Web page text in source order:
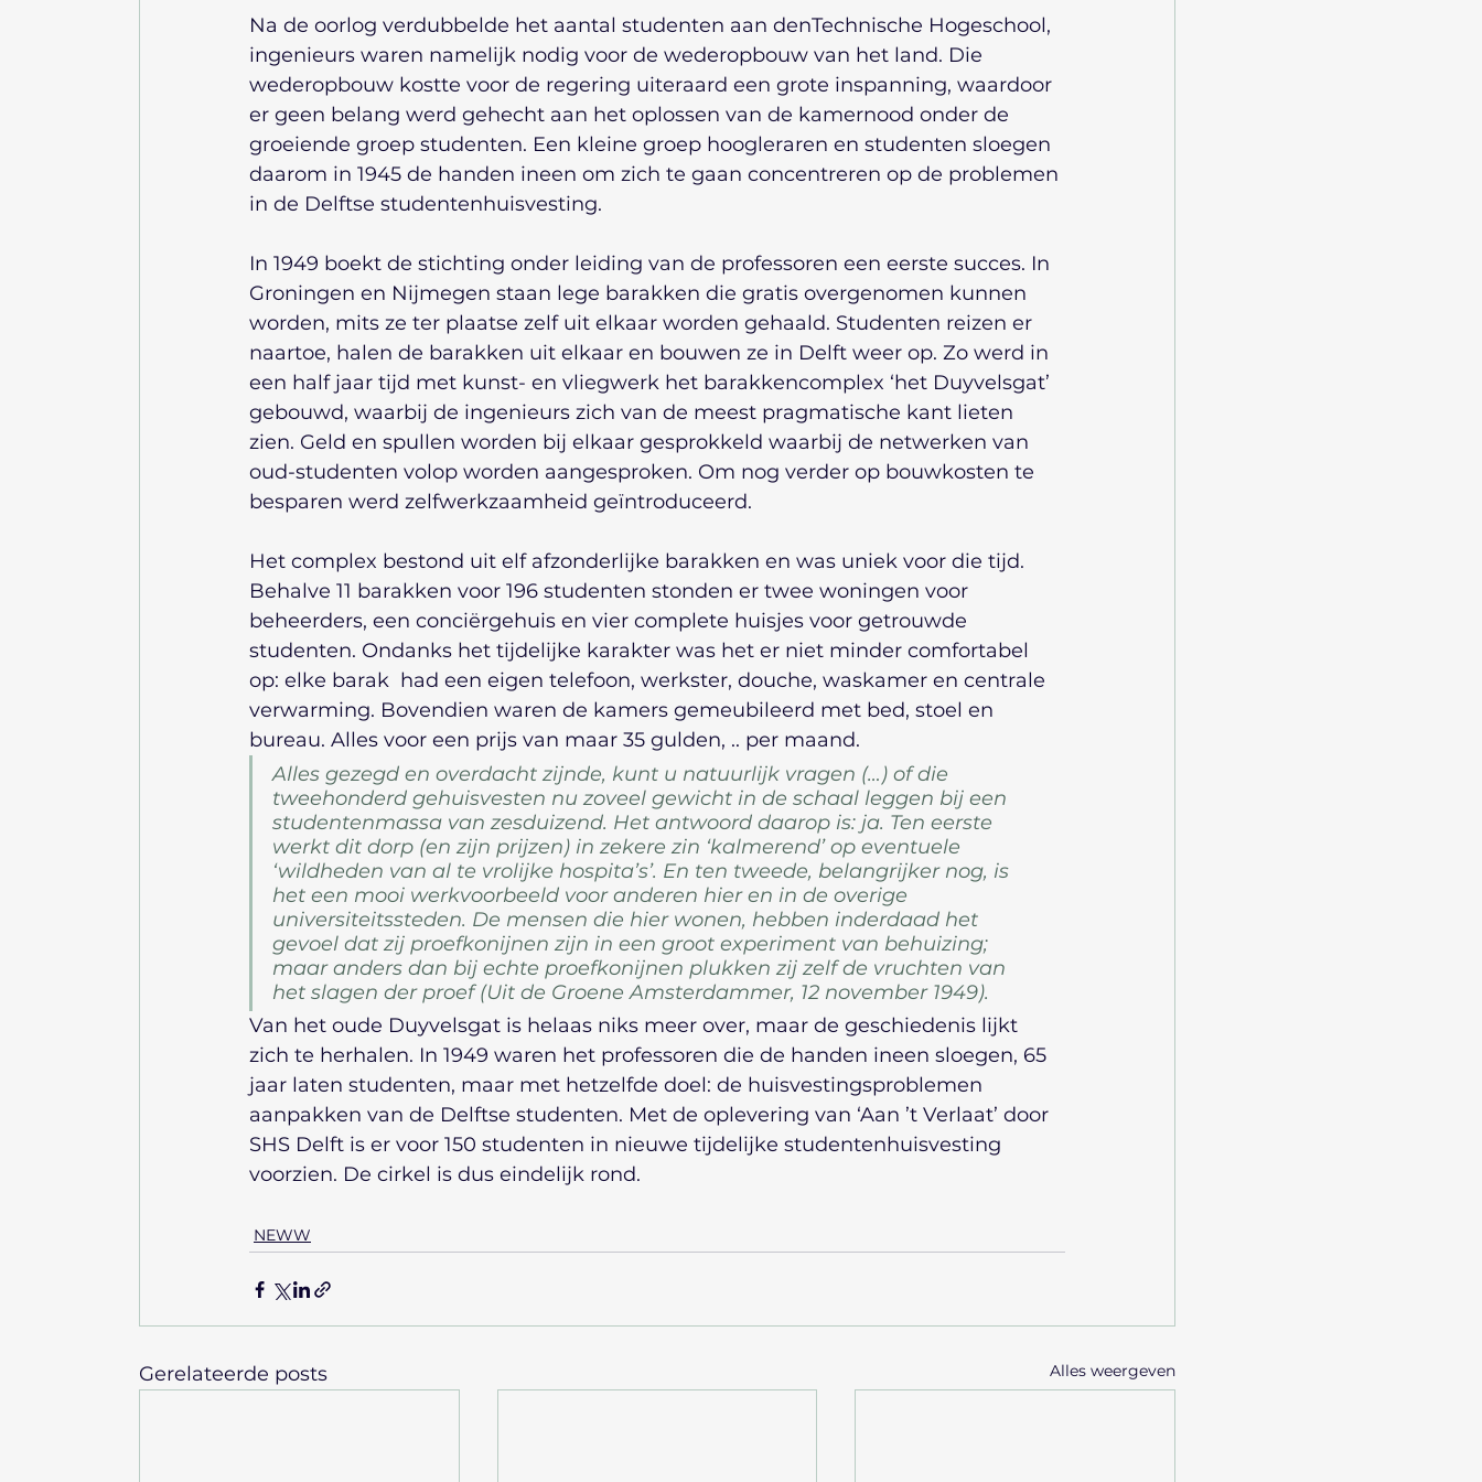
Na de oorlog verdubbelde het aantal studenten aan denTechnische Hogeschool,
ingenieurs waren namelijk nodig voor de wederopbouw van het land. Die
wederopbouw kostte voor de regering uiteraard een grote inspanning, waardoor
er geen belang werd gehecht aan het oplossen van de kamernood onder de
groeiende groep studenten. Een kleine groep hoogleraren en studenten sloegen
daarom in 1945 de handen ineen om zich te gaan concentreren op de problemen
in de Delftse studentenhuisvesting.
In 1949 boekt de stichting onder leiding van de professoren een eerste succes. In
Groningen en Nijmegen staan lege barakken die gratis overgenomen kunnen
worden, mits ze ter plaatse zelf uit elkaar worden gehaald. Studenten reizen er
naartoe, halen de barakken uit elkaar en bouwen ze in Delft weer op. Zo werd in
een half jaar tijd met kunst- en vliegwerk het barakkencomplex ‘het Duyvelsgat’
gebouwd, waarbij de ingenieurs zich van de meest pragmatische kant lieten
zien. Geld en spullen worden bij elkaar gesprokkeld waarbij de netwerken van
oud-studenten volop worden aangesproken. Om nog verder op bouwkosten te
besparen werd zelfwerkzaamheid geïntroduceerd.
Het complex bestond uit elf afzonderlijke barakken en was uniek voor die tijd.
Behalve 11 barakken voor 196 studenten stonden er twee woningen voor
beheerders, een conciërgehuis en vier complete huisjes voor getrouwde
studenten. Ondanks het tijdelijke karakter was het er niet minder comfortabel
op: elke barak  had een eigen telefoon, werkster, douche, waskamer en centrale
verwarming. Bovendien waren de kamers gemeubileerd met bed, stoel en
bureau. Alles voor een prijs van maar 35 gulden, .. per maand.
Alles gezegd en overdacht zijnde, kunt u natuurlijk vragen (…) of die
tweehonderd gehuisvesten nu zoveel gewicht in de schaal leggen bij een
studentenmassa van zesduizend. Het antwoord daarop is: ja. Ten eerste
werkt dit dorp (en zijn prijzen) in zekere zin ‘kalmerend’ op eventuele
‘wildheden van al te vrolijke hospita’s’. En ten tweede, belangrijker nog, is
het een mooi werkvoorbeeld voor anderen hier en in de overige
universiteitssteden. De mensen die hier wonen, hebben inderdaad het
gevoel dat zij proefkonijnen zijn in een groot experiment van behuizing;
maar anders dan bij echte proefkonijnen plukken zij zelf de vruchten van
het slagen der proef (Uit de Groene Amsterdammer, 12 november 1949).
Van het oude Duyvelsgat is helaas niks meer over, maar de geschiedenis lijkt
zich te herhalen. In 1949 waren het professoren die de handen ineen sloegen, 65
jaar laten studenten, maar met hetzelfde doel: de huisvestingsproblemen
aanpakken van de Delftse studenten. Met de oplevering van ‘Aan ’t Verlaat’ door
SHS Delft is er voor 150 studenten in nieuwe tijdelijke studentenhuisvesting
voorzien. De cirkel is dus eindelijk rond.
NEWW
Gerelateerde posts Alles weergeven